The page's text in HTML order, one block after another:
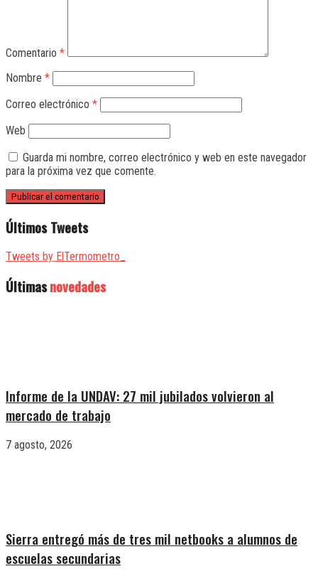
Comentario *
Nombre *
Correo electrónico *
Web
Guarda mi nombre, correo electrónico y web en este navegador
para la próxima vez que comente.
Últimos Tweets
Tweets by ElTermometro_
Últimasnovedades
Informe de la UNDAV: 27 mil jubilados volvieron al
mercado de trabajo
7 agosto, 2026
Sierra entregó más de tres mil netbooks a alumnos de
escuelas secundarias